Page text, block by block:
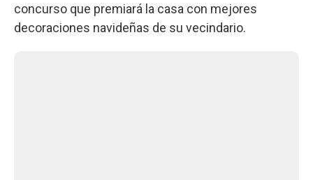
concurso que premiará la casa con mejores
decoraciones navideñas de su vecindario.